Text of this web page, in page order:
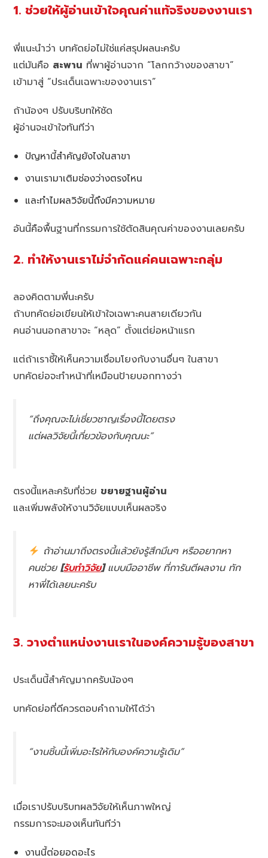
1. ช่วยให้ผู้อ่านเข้าใจคุณค่าแท้จริงของงานเรา
พี่แนะนำว่า บทคัดย่อไม่ใช่แค่สรุปผลนะครับ
แต่มันคือ สะพาน ที่พาผู้อ่านจาก “โลกกว้างของสาขา”
เข้ามาสู่ “ประเด็นเฉพาะของงานเรา”
ถ้าน้องๆ ปรับบริบทให้ชัด
ผู้อ่านจะเข้าใจทันทีว่า
ปัญหานี้สำคัญยังไงในสาขา
งานเรามาเติมช่องว่างตรงไหน
และทำไมผลวิจัยนี้ถึงมีความหมาย
อันนี้คือพื้นฐานที่กรรมการใช้ตัดสินคุณค่าของงานเลยครับ
2. ทำให้งานเราไม่จำกัดแค่คนเฉพาะกลุ่ม
ลองคิดตามพี่นะครับ
ถ้าบทคัดย่อเขียนให้เข้าใจเฉพาะคนสายเดียวกัน
คนอ่านนอกสาขาจะ “หลุด” ตั้งแต่ย่อหน้าแรก
แต่ถ้าเราชี้ให้เห็นความเชื่อมโยงกับงานอื่นๆ ในสาขา
บทคัดย่อจะทำหน้าที่เหมือนป้ายบอกทางว่า
“ถึงคุณจะไม่เชี่ยวชาญเรื่องนี้โดยตรง
แต่ผลวิจัยนี้เกี่ยวข้องกับคุณนะ”
ตรงนี้แหละครับที่ช่วย ขยายฐานผู้อ่าน
และเพิ่มพลังให้งานวิจัยแบบเห็นผลจริง
ถ้าอ่านมาถึงตรงนี้แล้วยังรู้สึกมึนๆ หรืออยากหา
คนช่วย[รับทำวิจัย]แบบมืออาชีพ ที่การันตีผลงาน ทัก
หาพี่ได้เลยนะครับ
3. วางตำแหน่งงานเราในองค์ความรู้ของสาขา
ประเด็นนี้สำคัญมากครับน้องๆ
บทคัดย่อที่ดีควรตอบคำถามให้ได้ว่า
“งานชิ้นนี้เพิ่มอะไรให้กับองค์ความรู้เดิม”
เมื่อเราปรับบริบทผลวิจัยให้เห็นภาพใหญ่
กรรมการจะมองเห็นทันทีว่า
งานนี้ต่อยอดอะไร